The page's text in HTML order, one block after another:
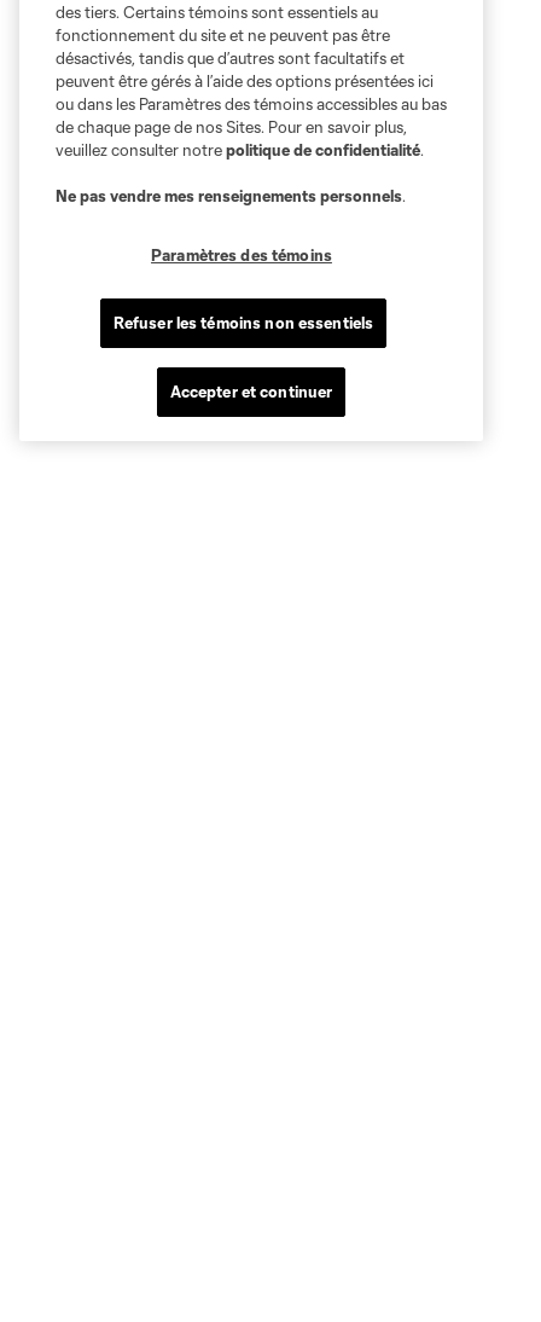
des tiers. Certains témoins sont essentiels au
fonctionnement du site et ne peuvent pas être
désactivés, tandis que d’autres sont facultatifs et
peuvent être gérés à l’aide des options présentées ici
ou dans les Paramètres des témoins accessibles au bas
de chaque page de nos Sites. Pour en savoir plus,
veuillez consulter notrepolitique de confidentialité.
Ne pas vendre mes renseignements personnels.
Paramètres des témoins
Refuser les témoins non essentiels
Accepter et continuer